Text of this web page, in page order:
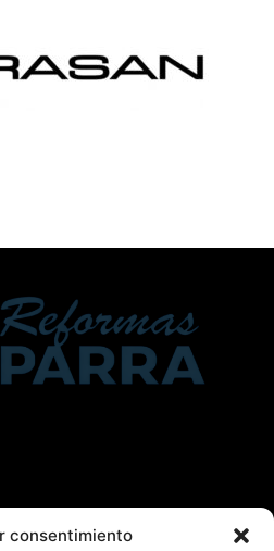
consentimiento